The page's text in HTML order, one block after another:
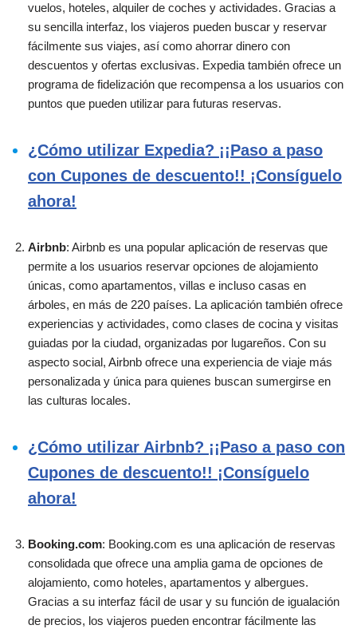
vuelos, hoteles, alquiler de coches y actividades. Gracias a
su sencilla interfaz, los viajeros pueden buscar y reservar
fácilmente sus viajes, así como ahorrar dinero con
descuentos y ofertas exclusivas. Expedia también ofrece un
programa de fidelización que recompensa a los usuarios con
puntos que pueden utilizar para futuras reservas.
¿Cómo utilizar Expedia? ¡¡Paso a paso
con Cupones de descuento!! ¡Consíguelo
ahora!
Airbnb: Airbnb es una popular aplicación de reservas que
permite a los usuarios reservar opciones de alojamiento
únicas, como apartamentos, villas e incluso casas en
árboles, en más de 220 países. La aplicación también ofrece
experiencias y actividades, como clases de cocina y visitas
guiadas por la ciudad, organizadas por lugareños. Con su
aspecto social, Airbnb ofrece una experiencia de viaje más
personalizada y única para quienes buscan sumergirse en
las culturas locales.
¿Cómo utilizar Airbnb? ¡¡Paso a paso con
Cupones de descuento!! ¡Consíguelo
ahora!
Booking.com: Booking.com es una aplicación de reservas
consolidada que ofrece una amplia gama de opciones de
alojamiento, como hoteles, apartamentos y albergues.
Gracias a su interfaz fácil de usar y su función de igualación
de precios, los viajeros pueden encontrar fácilmente las